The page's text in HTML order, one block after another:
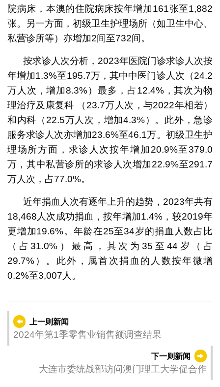
院病床，本澳的住院病床按年增加161张至1,882
张。另一方面，初级卫生护理场所（如卫生中心、
私营诊所等）亦增加2间至732间。
按求诊人次分析，2023年医院门诊求诊人次按
年增加1.3%至195.7万，其中中医门诊人次（24.2
万人次，增加8.3%）最多，占12.4%，其次为物
理治疗及康复科 （23.7万人次，与2022年相若）
和内科（22.5万人次，增加4.3%）。此外，急诊
服务求诊人次亦增加23.6%至46.1万。初级卫生护
理场所方面，求诊人次按年增加20.9%至379.0
万，其中私营诊所的求诊人次增加22.9%至291.7
万人次，占77.0%。
近年捐血人次有逐年上升的趋势，2023年共有
18,468人次成功捐血，按年增加1.4%，较2019年
更增加19.6%。年龄在25至34岁的捐血人数占比
（占31.0%）最高，其次为35至44岁（占
29.7%）。此外，属首次捐血的人数按年微增
0.2%至3,007人。
上一则新闻
2024年第1季零售业销售额调查结果
下一则新闻
大连市委统战部访问澳门理工大学促合作